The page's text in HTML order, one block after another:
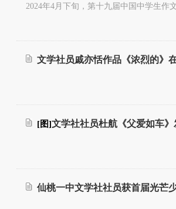
2024年4月下旬，第十九届中国中学生作
文学社员戚亦恬作品《浓烈的》
[图]文学社社员杜航《父爱如车》
仙桃一中文学社社员获首届光芒